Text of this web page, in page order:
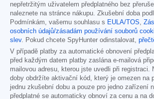
nepřetržitým uživatelem předplatného bez
naleznete na stránce nákupu. Zkušební doba
Podmínkám, vašemu souhlasu s EULA/TOS,
osobních údajů/zásadám používání souborů
slev. Pokud chcete SpyHunter odinstalovat,
V případě platby za automatické obnovení
před každým datem platby zaslána e-mailová
mailovou adresu, kterou jste uvedli při registraci.
doby obdržíte aktivační kód, který je omezen na
jednu zkušební dobu a pouze pro jedno zařízení
předplatné se automaticky obnoví za cenu a na